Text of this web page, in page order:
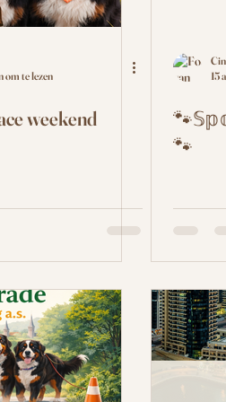
om te lezen
weekend
15
🐾